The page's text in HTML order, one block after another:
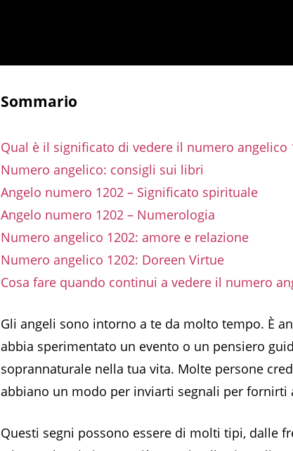
Sommario
Qual è il significato di vedere il numero angelico
Numero angelico: consigli sui libri
Angelo numero 1202 – Significato spirituale
Angelo numero 1202 – Numerologia
Numero angelico 1202: amore e relazione
Numero angelico 1202: Doreen Virtue
Cosa fare quando continui a vedere il numero
Gli angeli sono intorno a te da molto tempo. È
abbia sperimentato un evento o un pensiero
soprannaturale nella tua vita. Molte persone
abbiano un modo per inviarti segnali per fornirti
Questi segni possono essere di molti tipi, dalle